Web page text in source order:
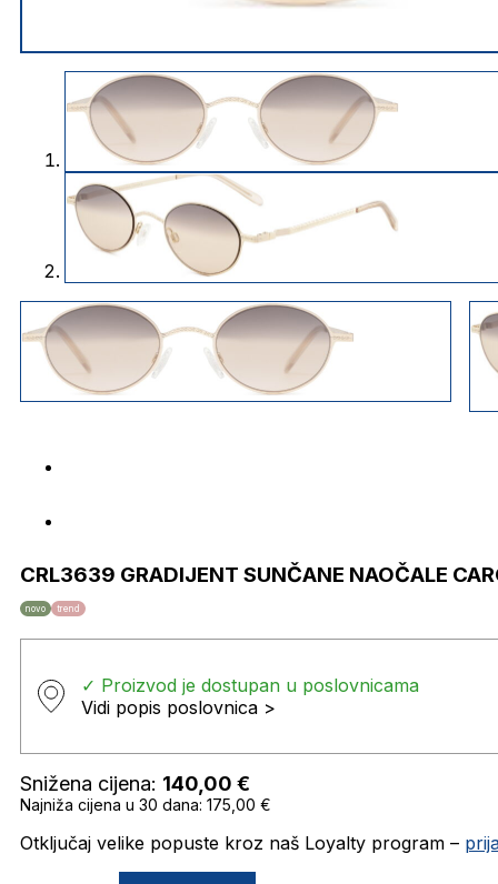
CRL3639 GRADIJENT SUNČANE NAOČALE
novo trend
✓ Proizvod je dostupan u poslovnicama
Vidi popis poslovnica >
Snižena cijena: 140,00 €
Najniža cijena u 30 dana: 175,00 €
Otključaj velike popuste kroz naš Loyalty program –